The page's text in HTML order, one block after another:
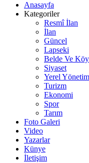
Anasayfa
Kategoriler
Resmî İlan
İlan
Güncel
Lapseki
Belde Ve
Siyaset
Yerel Yönetim
Turizm
Ekonomi
Spor
Tarım
Foto Galeri
Video
Yazarlar
Künye
İletişim